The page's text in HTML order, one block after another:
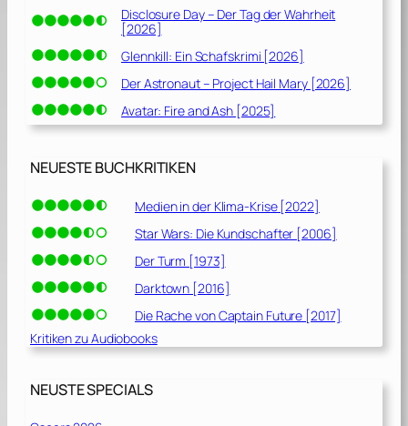
Disclosure Day – Der Tag der Wahrheit
[2026]
Glennkill: Ein Schafskrimi [2026]
Der Astronaut – Project Hail Mary [2026]
Avatar: Fire and Ash [2025]
NEUESTE BUCHKRITIKEN
Medien in der Klima-Krise [2022]
Star Wars: Die Kundschafter [2006]
Der Turm [1973]
Darktown [2016]
Die Rache von Captain Future [2017]
Kritiken zu Audiobooks
NEUSTE SPECIALS